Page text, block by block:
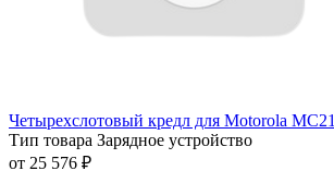
Четырехслотовый кредл для Motorola
Тип товара Зарядное устройство
от 25 576 ₽